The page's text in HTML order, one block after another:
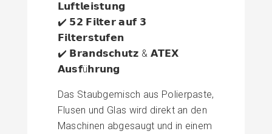
𝗟𝘂𝗳𝘁𝗹𝗲𝗶𝘀𝘁𝘂𝗻𝗴
✔️ 𝟱𝟮 𝗙𝗶𝗹𝘁𝗲𝗿 𝗮𝘂𝗳 𝟯
𝗙𝗶𝗹𝘁𝗲𝗿𝘀𝘁𝘂𝗳𝗲𝗻
✔️ 𝗕𝗿𝗮𝗻𝗱𝘀𝗰𝗵𝘂𝘁𝘇 & 𝗔𝗧𝗘𝗫
𝗔𝘂𝘀𝗳ü𝗵𝗿𝘂𝗻𝗴
Das Staubgemisch aus Polierpaste,
Flusen und Glas wird direkt an den
Maschinen abgesaugt und in einem